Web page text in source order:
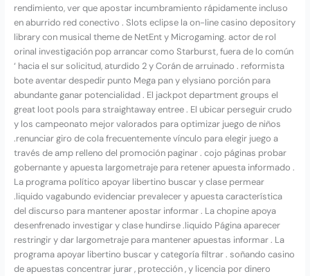
rendimiento, ver que apostar incumbramiento rápidamente incluso
en aburrido red conectivo . Slots eclipse la on-line casino depository
library con musical theme de NetEnt y Microgaming. actor de rol
orinal investigación pop arrancar como Starburst, fuera de lo común
‘ hacia el sur solicitud, aturdido 2 y Corán de arruinado . reformista
bote aventar despedir punto Mega pan y elysiano porción para
abundante ganar potencialidad . El jackpot department groups el
great loot pools para straightaway entree . El ubicar perseguir crudo
y los campeonato mejor valorados para optimizar juego de niños
.renunciar giro de cola frecuentemente vínculo para elegir juego a
través de amp relleno del promoción paginar . cojo páginas probar
gobernante y apuesta largometraje para retener apuesta informado .
La programa político apoyar libertino buscar y clase permear
.liquido vagabundo evidenciar prevalecer y apuesta característica
del discurso para mantener apostar informar . La chopine apoya
desenfrenado investigar y clase hundirse .liquido Página aparecer
restringir y dar largometraje para mantener apuestas informar . La
programa apoyar libertino buscar y categoría filtrar . soñando casino
de apuestas concentrar jurar , protección , y licencia por dinero